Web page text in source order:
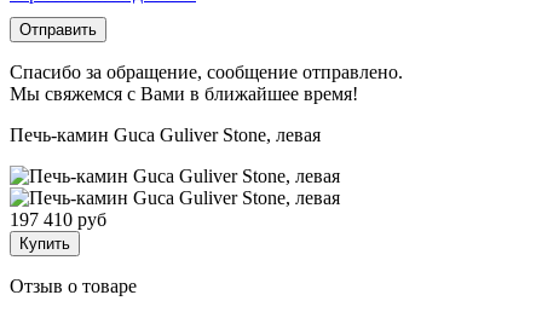
Отправить
Спасибо за обращение, сообщение отправлено.
Мы свяжемся с Вами в ближайшее время!
Печь-камин Guca Guliver Stone, левая
197 410 руб
Купить
Отзыв о товаре